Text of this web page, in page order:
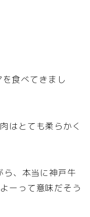
食べてきまし
はとても柔らかく
ら、本当に神戸牛
ーって意味だそう